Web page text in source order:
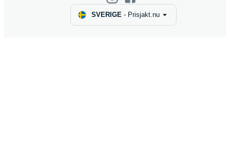
SVERIGE- Prisjakt.nu